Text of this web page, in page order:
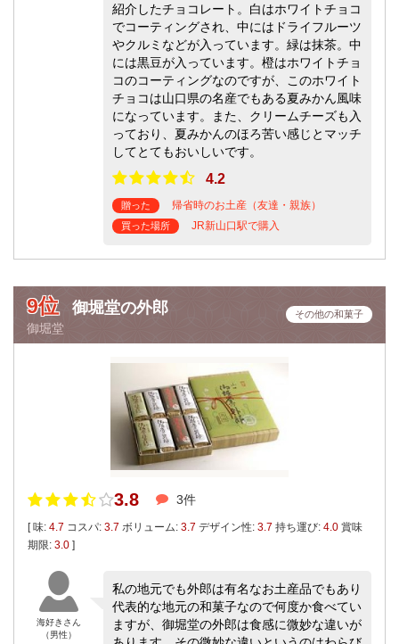
紹介したチョコレート。白はホワイトチョコ
でコーティングされ、中にはドライフルーツ
やクルミなどが入っています。緑は抹茶。中
には黒豆が入っています。橙はホワイトチョ
コのコーティングなのですが、このホワイト
チョコは山口県の名産でもある夏みかん風味
になっています。また、クリームチーズも入
っており、夏みかんのほろ苦い感じとマッチ
してとてもおいしいです。
4.2
贈った 帰省時のお土産（友達・親族）
買った場所 JR新山口駅で購入
9位 御堀堂の外郎
御堀堂
その他の和菓子
3.8 3件
[ 味: 4.7 コスパ: 3.7 ボリューム: 3.7 デザイン性: 3.7 持ち運び: 4.0 賞味
期限: 3.0 ]
海好きさん
（男性）
私の地元でも外郎は有名なお土産品でもあり
代表的な地元の和菓子なので何度か食べてい
ますが、御堀堂の外郎は食感に微妙な違いが